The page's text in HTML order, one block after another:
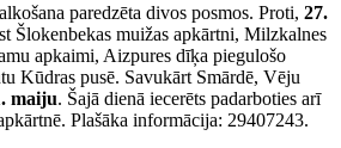
paredzēta divos posmos. Proti, 27.
Šlokenbekas muižas apkārtni, Milzkalnes
apkaimi, Aizpures dīķa piegulošo
Kūdras pusē. Savukārt Smārdē, Vēju
maiju. Šajā dienā iecerēts padarboties arī
Plašāka informācija: 29407243.